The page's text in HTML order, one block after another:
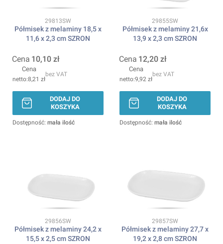
Kod produktu
29813SW
Półmisek z melaminy 18,5 x
11,6 x 2,3 cm SZRON
Cena 10,10 zł
Cena
8,21 zł
bez VAT
DODAJ DO
KOSZYKA
Dostępność: mała ilość
Kod produktu
29855SW
Półmisek z melaminy 21,6x
13,9 x 2,3 cm SZRON
Cena 12,20 zł
Cena
9,92 zł
bez VAT
DODAJ DO
KOSZYKA
Dostępność: mała ilość
Kod produktu
29856SW
Półmisek z melaminy 24,2 x
15,5 x 2,5 cm SZRON
Kod produktu
29857SW
Półmisek z melaminy 27,7 x
19,2 x 2,8 cm SZRON